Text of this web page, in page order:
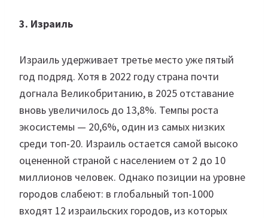
3. Израиль
Израиль удерживает третье место уже пятый
год подряд. Хотя в 2022 году страна почти
догнала Великобританию, в 2025 отставание
вновь увеличилось до 13,8%. Темпы роста
экосистемы — 20,6%, один из самых низких
среди топ-20. Израиль остается самой высоко
оцененной страной с населением от 2 до 10
миллионов человек. Однако позиции на уровне
городов слабеют: в глобальный топ-1000
входят 12 израильских городов, из которых